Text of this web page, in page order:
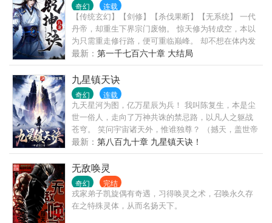
奇幻 连载
【传统玄幻】【剑修】【杀伐果断】【无系统】 一代
丹帝，却重生下界宗门废物。 惊天修为转成空，本以
为只需重走修行路，便可重临巅峰。 却不想在体内发
现九龙乾坤鼎，内藏逆天功法！ 上一世，他虽登临帝
位，列于十大仙帝之首，但终究已是极限。 这一世，
他从头来过，携带天帝记忆，修炼逆天法诀。 一剑一
鼎。 斩天骄，镇乾坤，一路横推，宇内无敌。 要这诸
天万界，芸芸众生，皆于脚下臣服！
最新： 第一千七百六十章 大结局
九星镇天诀
奇幻 连载
九天星河为图，亿万星辰为兵！ 我叫陈复生，本是尘
世一俗人，走向了万神共诛的禁忌路，以凡人之躯战
苍穹。 笑问宇宙诸天外，惟谁独尊？ （撼天，盖世帝
尊，帝道独尊，盖世人王，青天第五部小说发布）
最新： 第八百九十章 九星镇天诀！
无敌唤灵
奇幻 完结
戎家弟子凯旋偶有奇遇，习得唤灵之术，召唤永久存
在之特殊灵体，从而名扬天下。